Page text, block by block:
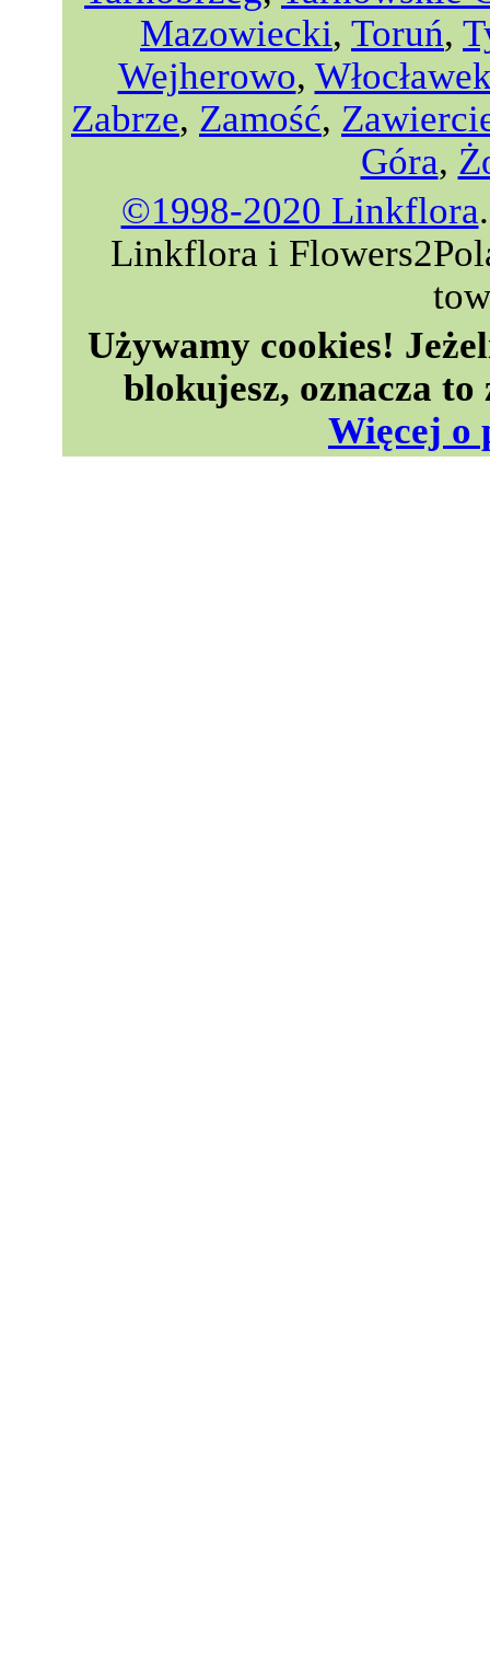
Mazowiecki, Toruń,
Wejherowo,
Zabrze, Zamość,
Góra,
©1998-2020 Linkflora
Linkflora i
Używamy cookies!
blokujesz, oznacza
Więcej o